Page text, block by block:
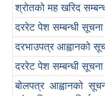
श्रोतको मह खरिद
दररेट पेश सम्बन्धी
दरभाउपत्र आह्वानको
दररेट पेश सम्बन्धी
बोलपत्र आह्वानको